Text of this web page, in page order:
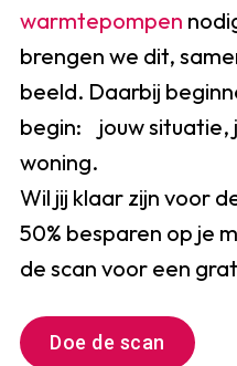
warmtepompen
brengen we dit,
beeld. Daarbij
begin: jouw situatie,
woning.
Wil jij klaar zijn voor
50% besparen op je
de scan voor een
Doe de scan